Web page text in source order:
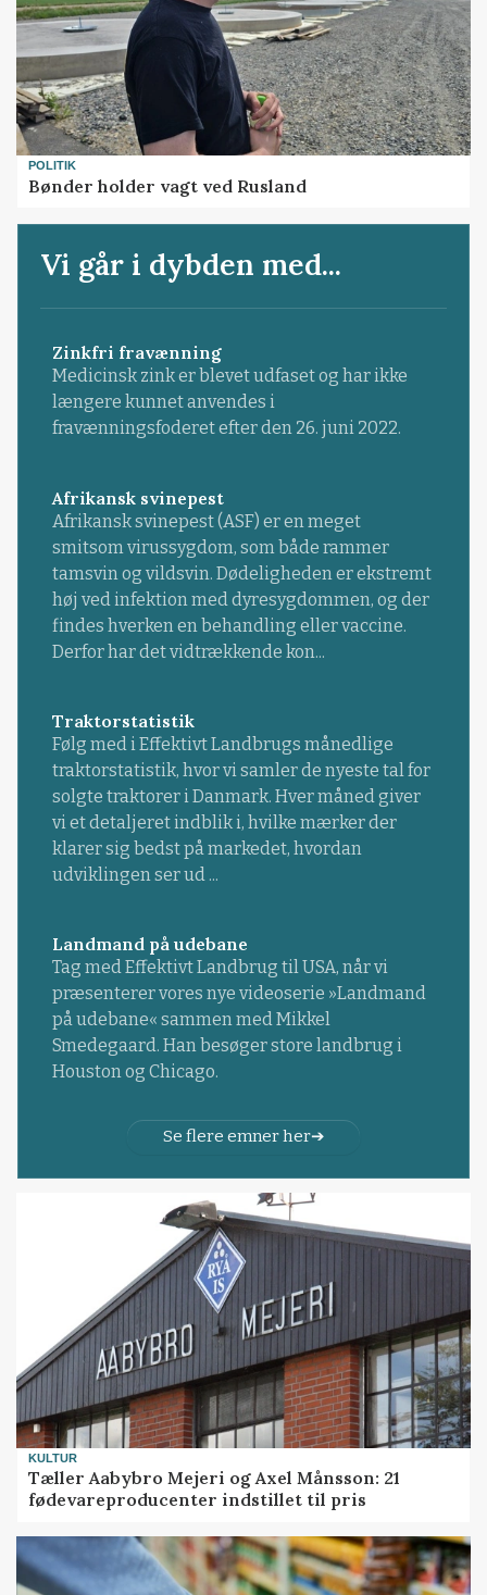
POLITIK
Bønder holder vagt ved Rusland
Vi går i dybden med...
Zinkfri fravænning
Medicinsk zink er blevet udfaset og har ikke
længere kunnet anvendes i
fravænningsfoderet efter den 26. juni 2022.
Afrikansk svinepest
Afrikansk svinepest (ASF) er en meget
smitsom virussygdom, som både rammer
tamsvin og vildsvin. Dødeligheden er ekstremt
høj ved infektion med dyresygdommen, og der
findes hverken en behandling eller vaccine.
Derfor har det vidtrækkende kon...
Traktorstatistik
Følg med i Effektivt Landbrugs månedlige
traktorstatistik, hvor vi samler de nyeste tal for
solgte traktorer i Danmark. Hver måned giver
vi et detaljeret indblik i, hvilke mærker der
klarer sig bedst på markedet, hvordan
udviklingen ser ud ...
Landmand på udebane
Tag med Effektivt Landbrug til USA, når vi
præsenterer vores nye videoserie »Landmand
på udebane« sammen med Mikkel
Smedegaard. Han besøger store landbrug i
Houston og Chicago.
Se flere emner her
KULTUR
Tæller Aabybro Mejeri og Axel Månsson: 21
fødevareproducenter indstillet til pris